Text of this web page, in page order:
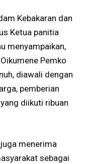
Kebakaran dan
Ketua panitia
menyampaikan,
Pemko
diawali dengan
pemberian
diikuti ribuan
menerima
sebagai